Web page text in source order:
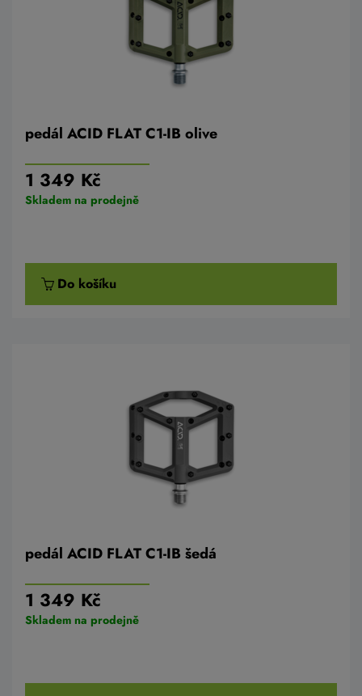
pedál ACID FLAT C1-IB olive
1 349 Kč
Skladem na prodejně
Do košíku
pedál ACID FLAT C1-IB šedá
1 349 Kč
Skladem na prodejně